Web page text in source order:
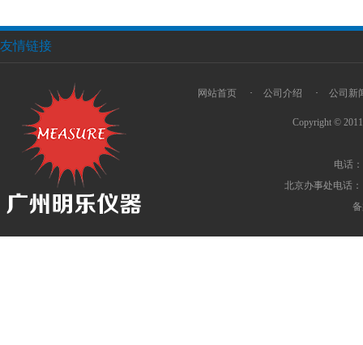
友情链接
网站首页 · 公司介绍 · 公司新
Copyright ©
电话
北京办事处电话